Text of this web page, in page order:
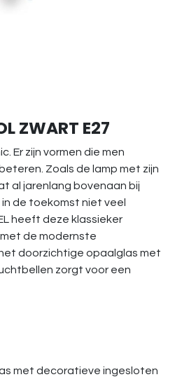
ZWART E27
Er zijn vormen die men
Zoals de lamp met zijn
al jarenlang bovenaan bij
de toekomst niet veel
heeft deze klassieker
de modernste
doorzichtige opaalglas met
zorgt voor een
met decoratieve ingesloten